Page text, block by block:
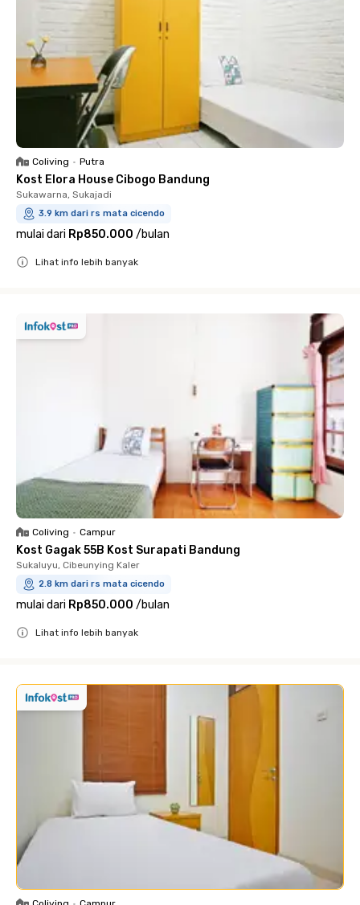
Coliving • Putra
Kost Elora House Cibogo Bandung
Sukawarna, Sukajadi
3.9 km dari rs mata cicendo
mulai dari Rp850.000 /bulan
Lihat info lebih banyak
Coliving • Campur
Kost Gagak 55B Kost Surapati Bandung
Sukaluyu, Cibeunying Kaler
2.8 km dari rs mata cicendo
mulai dari Rp850.000 /bulan
Lihat info lebih banyak